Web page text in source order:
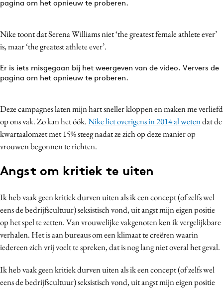
pagina om het opnieuw te proberen.
Nike toont dat Serena Williams niet ‘the greatest female athlete ever’
is, maar ‘the greatest athlete ever’.
Er is iets misgegaan bij het weergeven van de video. Ververs de
pagina om het opnieuw te proberen.
Deze campagnes laten mijn hart sneller kloppen en maken me verliefd
op ons vak. Zo kan het óók.Nike liet overigens in 2014 al wetendat de
kwartaalomzet met 15% steeg nadat ze zich op deze manier op
vrouwen begonnen te richten.
Angst om kritiek te uiten
Ik heb vaak geen kritiek durven uiten als ik een concept (of zelfs wel
eens de bedrijfscultuur) seksistisch vond, uit angst mijn eigen positie
op het spel te zetten. Van vrouwelijke vakgenoten ken ik vergelijkbare
verhalen. Het is aan bureaus om een klimaat te creëren waarin
iedereen zich vrij voelt te spreken, dat is nog lang niet overal het geval.
Ik heb vaak geen kritiek durven uiten als ik een concept (of zelfs wel
eens de bedrijfscultuur) seksistisch vond, uit angst mijn eigen positie